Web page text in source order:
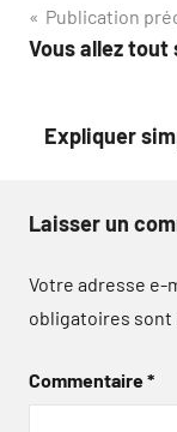
de
Publication
Vous allez tout
Expliquer
Laisser un
Votre adresse e-
obligatoires sont
Commentaire*